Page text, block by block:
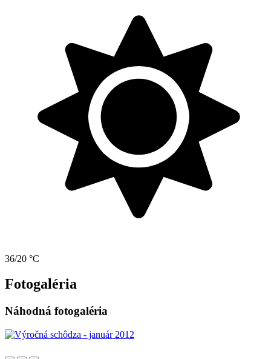
36/20 °C
Fotogaléria
Náhodná fotogaléria